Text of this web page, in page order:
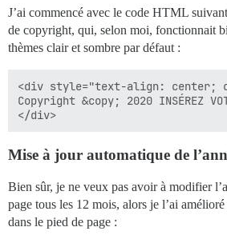
J’ai commencé avec le code HTML
de copyright, qui, selon moi, fonctionnait
thèmes clair et sombre par défaut :
<div style="text-align: center;
Copyright &copy; 2020 INSÉREZ
Mise à jour automatique de
Bien sûr, je ne veux pas avoir à modifier
page tous les 12 mois, alors je l’ai
dans le pied de page :